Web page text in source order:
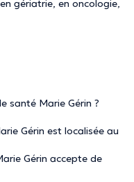
gériatrie, en oncologie,
santé Marie Gérin ?
Gérin est localisée au
Gérin accepte de